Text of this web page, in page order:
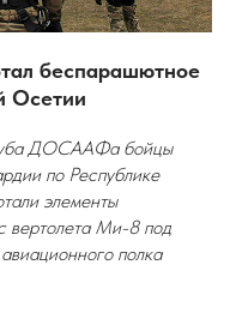
беспарашютное
Осетии
ДОСААФа бойцы
по Республике
элементы
вертолета Ми-8 под
полка